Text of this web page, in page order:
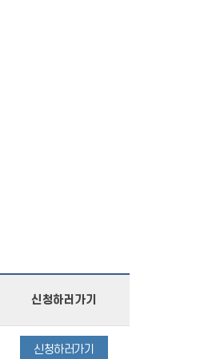
신청하러가기
신청하러가기